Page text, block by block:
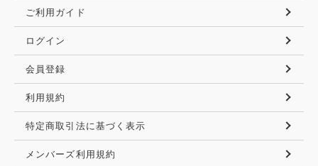
ご利用ガイド
ログイン
会員登録
利用規約
特定商取引法に基づく表示
メンバーズ利用規約